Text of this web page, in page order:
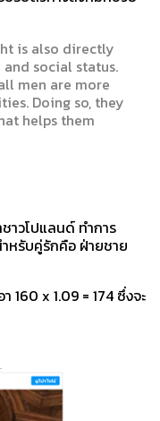
is also directly
social status.
men are more
Doing so, they
helps them
าวโปแลนด์ ทำการ
หรับคู่รักคือ ฝ่ายชาย
x 1.09 = 174 ซึ่งจะ